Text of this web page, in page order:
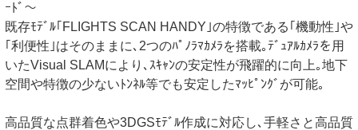
ｰﾄﾞ〜
既存ﾓﾃﾞﾙ｢FLIGHTS SCAN HANDY｣の特徴である｢機動性｣や
｢利便性｣はそのままに､2つのﾊﾟﾉﾗﾏｶﾒﾗを搭載｡ﾃﾞｭｱﾙｶﾒﾗを用
いたVisual SLAMにより､ｽｷｬﾝの安定性が飛躍的に向上｡地下
空間や特徴の少ないﾄﾝﾈﾙ等でも安定したﾏｯﾋﾟﾝｸﾞが可能｡
高品質な点群着色や3DGSﾓﾃﾞﾙ作成に対応し､手軽さと高品質